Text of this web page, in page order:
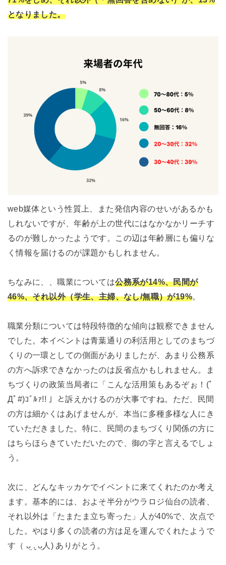
となりました。
web媒体という性質上、また発信内容のせいがあるかも
しれないですが、年齢が上の世代にはなかなかリーチす
るのが難しかったようです。この辺は年齢層にも偏りな
く情報を届けるのが課題かもしれません。
ちなみに、、職業については公務系が14%、民間が
46%、それ以外（学生、主婦、なし/無職）が19%。
職業分類については特段特徴的な傾向は観察できません
でした。本イベントは青葉通りの利活用としてのまちづ
くりの一環としての側面がありましたが、あまり公務系
の方へ訴求できなかったのは反省点かもしれません。ま
ちづくりの政策当局者に「こんな活用策もあるぞぉ！(ﾟ
Дﾟ#)ｺﾞﾙｧ!! 」と訴えかけるのが大事ですね。ただ、民間
の方は細かくはあげませんが、本当に多種多様な人にき
ていただきました。特に、民間のまちづくり関係の方に
はちらほらきていただいたので、御の字と言えるでしょ
う。
次に、どんなキッカケでイベントに来てくれたのか考え
ます。基本的には、およそ半分がウラロジ仙台の読者、
それ以外は「たまたま立ち寄った」人が40%で、次点で
した。やはり多くの読者の方は足を運んでくれたようで
す（ ᴗ̤ .̮ ᴗ̤人) ありがとう。